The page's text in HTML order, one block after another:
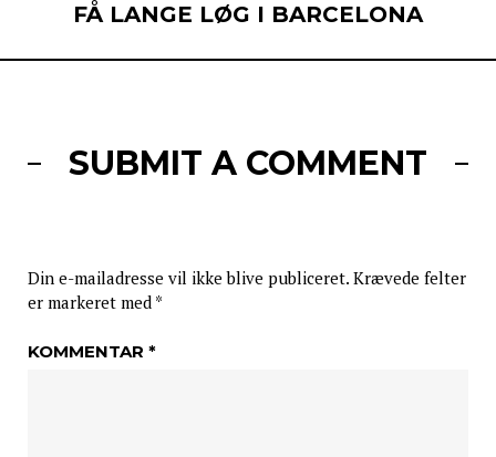
NAVIGATION
FÅ LANGE LØG I BARCELONA
SUBMIT A COMMENT
Din e-mailadresse vil ikke blive publiceret. Krævede felter
er markeret med *
KOMMENTAR *